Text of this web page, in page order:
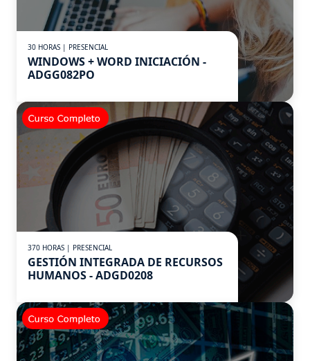
30 HORAS | PRESENCIAL
WINDOWS + WORD INICIACIÓN -
ADGG082PO
370 HORAS | PRESENCIAL
GESTIÓN INTEGRADA DE RECURSOS
HUMANOS - ADGD0208